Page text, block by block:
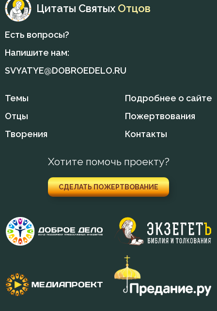
Лукавство
Любовь Божия
Любовь к Богу
Мечта
Милостыня
Молитва
Молчание
Мысли
Надежда
Нерадение
Цитаты Святых Отцов
Есть вопросы?
Напишите нам:
SVYATYE@DOBROEDELO.RU
Темы
Отцы
Творения
Подробнее о сайте
Пожертвования
Контакты
Хотите помочь проекту?
СДЕЛАТЬ ПОЖЕРТВОВАНИЕ